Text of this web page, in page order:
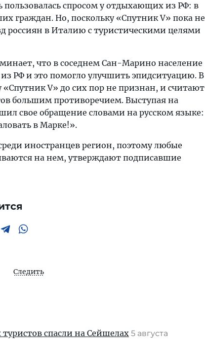
спросом у отдыхающих из РФ: в
граждан. Но, поскольку «Спутник V» пока не
россиян в Италию с туристическими целями
что в соседнем Сан-Марино население
РФ и это помогло улучшить эпидситуацию. В
V» до сих пор не признан, и считают
большим противоречием. Выступая на
свое обращение словами на русском языке:
в Марке!».
иностранцев регион, поэтому любые
на нем, утверждают подписавшие
Следить
спасли на Сейшелах 5 августа